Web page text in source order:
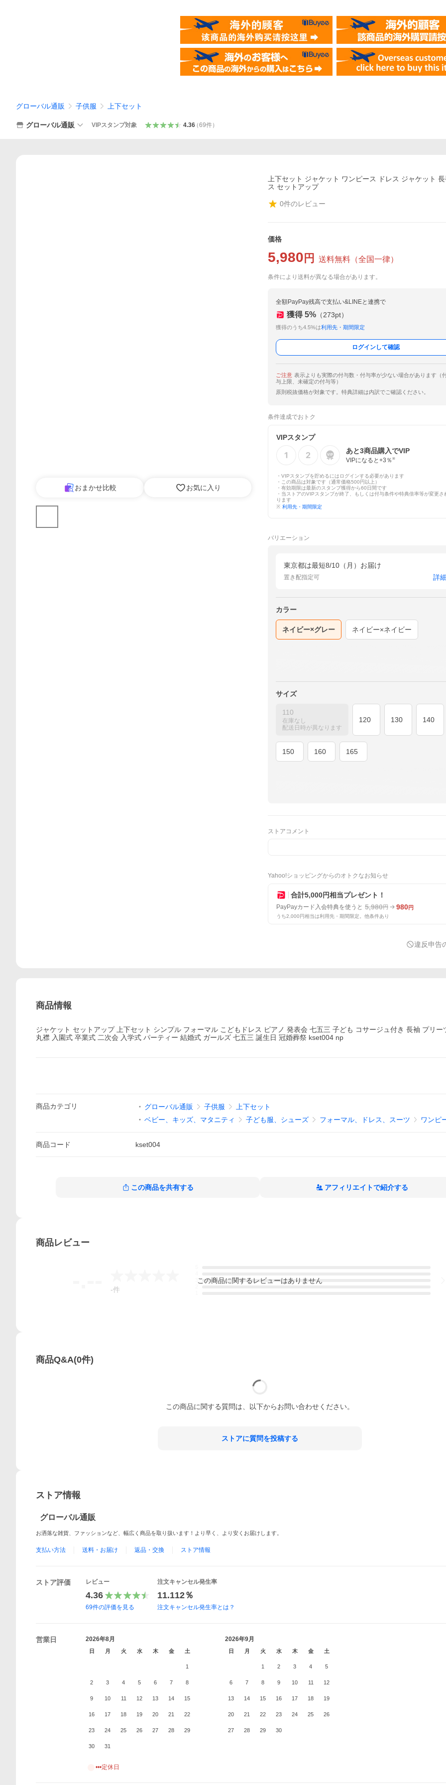
グローバル通販 子供服 上下セット
グローバル通販 VIPスタンプ対象 4.36（69件）
おまかせ比較 お気に入り
上下セット ジャケット ワンピース ドレス ジャケット
ス セットアップ
0件のレビュー
価格
5,980 円 送料無料 （全国一律）
条件により送料が異なる場合があります。
全額PayPay残高で支払い&LINEと連携で
獲得 5% （273pt）
獲得のうち4.5%は利用先・期間限定
ログインして確認
ご注意 表示よりも実際の付与数・付与率が少ない場合があります（
与上限、未確定の付与等）
原則税抜価格が対象です。特典詳細は内訳でご確認ください。
条件達成でおトク
VIPスタンプ
あと3商品購入でVIP
VIPになると+3 ％ ※
・VIPスタンプを貯めるにはログインする必要があります
・この商品は対象です（通常価格500円以上）
・有効期限は最新のスタンプ獲得から60日間です
・当ストアのVIPスタンプが終了、もしくは付与条件や特典倍率等が変更さ
ります
※ 利用先・期間限定
バリエーション
東京都は最短8/10（月）お届け
置き配指定可 詳
カラー
ネイビー×グレー ネイビー×ネイビー
サイズ
110
在庫なし
配送日時が異なります
120 130 140
150 160 165
ストアコメント
Yahoo!ショッピングからのオトクなお知らせ
合計5,000円相当プレゼント！
PayPayカード入会特典を使うと 5,980円 980円
うち2,000円相当は利用先・期間限定。他条件あり
違反申告
商品情報
ジャケット セットアップ 上下セット シンプル フォーマル こどもドレス ピアノ 発表会 七五三 子ども コサージュ付き 長袖 プリー
丸襟 入園式 卒業式 二次会 入学式 パーティー 結婚式 ガールズ 七五三 誕生日 冠婚葬祭 kset004 np
商品カテゴリ グローバル通販 子供服
上下セット
ベビー、キッズ、マタニティ
子ども服、シューズ フォーマル、ドレス、スーツ ワンピ
商品コード kset004
この商品を共有する アフィリエイトで紹介する
商品レビュー
-件
この商品に関するレビューはありません
商品Q&A(0件)
この商品に関する質問は、以下からお問い合わせください。
ストアに質問を投稿する
ストア情報
グローバル通販
お洒落な雑貨、ファッションなど、幅広く商品を取り扱います！より早く、より安くお届けします。
支払い方法 送料・お届け 返品・交換 ストア情報
ストア評価 レビュー
4.36
69件の評価を見る
注文キャンセル発生率
11.112％
注文キャンセル発生率とは？
営業日 2026年8月
日 月 火 水 木 金 土
1
2 3 4 5 6 7 8
9 10 11 12 13 14 15
16 17 18 19 20 21 22
23 24 25 26 27 28 29
30 31
2026年9月
日 月 火 水 木 金 土
1 2 3 4 5
6 7 8 9 10 11 12
13 14 15 16 17 18 19
20 21 22 23 24 25 26
27 28 29 30
•••定休日